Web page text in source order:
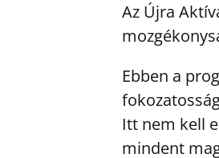
Az Újra
Ebben a
Itt nem kell
mindent